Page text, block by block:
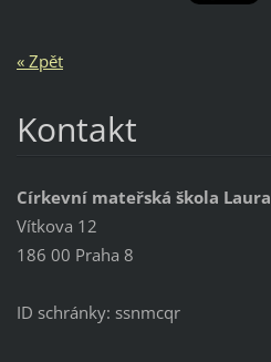
« Zpět
Kontakt
Církevní mateřská škola Laura
Vítkova 12
186 00 Praha 8
ID schránky: ssnmcqr